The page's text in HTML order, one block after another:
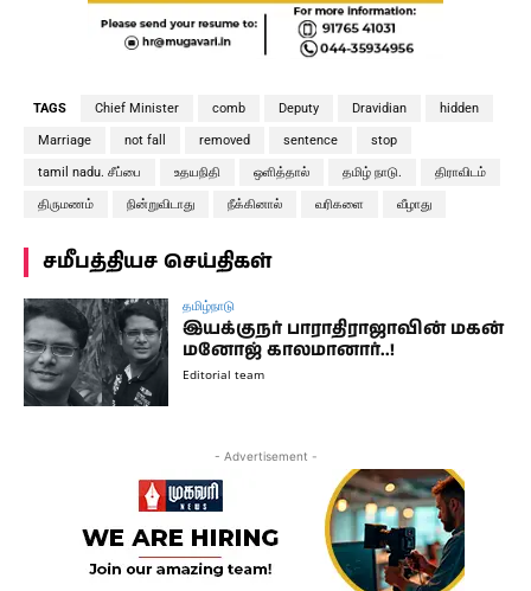
TAGS Chief Minister comb Deputy Dravidian hidden
Marriage not fall removed sentence stop
tamil nadu. சீப்பை உதயநிதி ஒளித்தால் தமிழ் நாடு. திராவிடம்
திருமணம் நின்றுவிடாது நீக்கினால் வரிகளை வீழாது
சமீபத்தியச செய்திகள்
தமிழ்நாடு
இயக்குநர் பாராதிராஜாவின் மகன்
மனோஜ் காலமானார்..!
Editorial team
- Advertisement -